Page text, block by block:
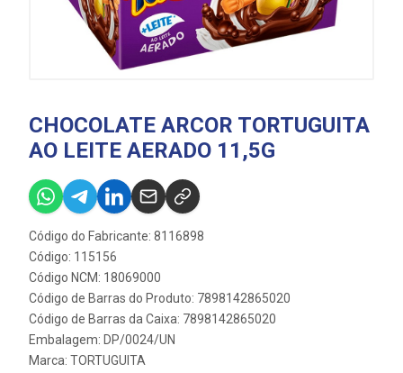
CHOCOLATE ARCOR TORTUGUITA
AO LEITE AERADO 11,5G
Código do Fabricante: 8116898
Código: 115156
Código NCM: 18069000
Código de Barras do Produto: 7898142865020
Código de Barras da Caixa: 7898142865020
Embalagem: DP/0024/UN
Marca: TORTUGUITA